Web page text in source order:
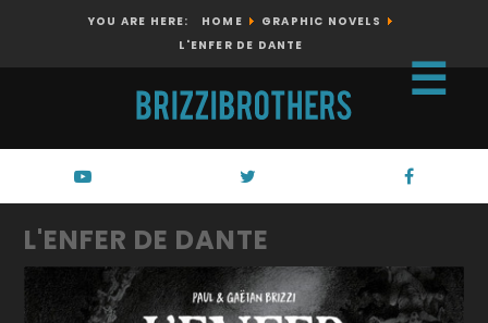
☰
YOU ARE HERE: HOME
GRAPHIC NOVELS
L'ENFER DE DANTE
L'ENFER DE DANTE